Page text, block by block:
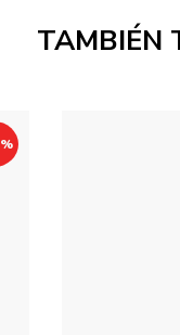
TAMBIÉN